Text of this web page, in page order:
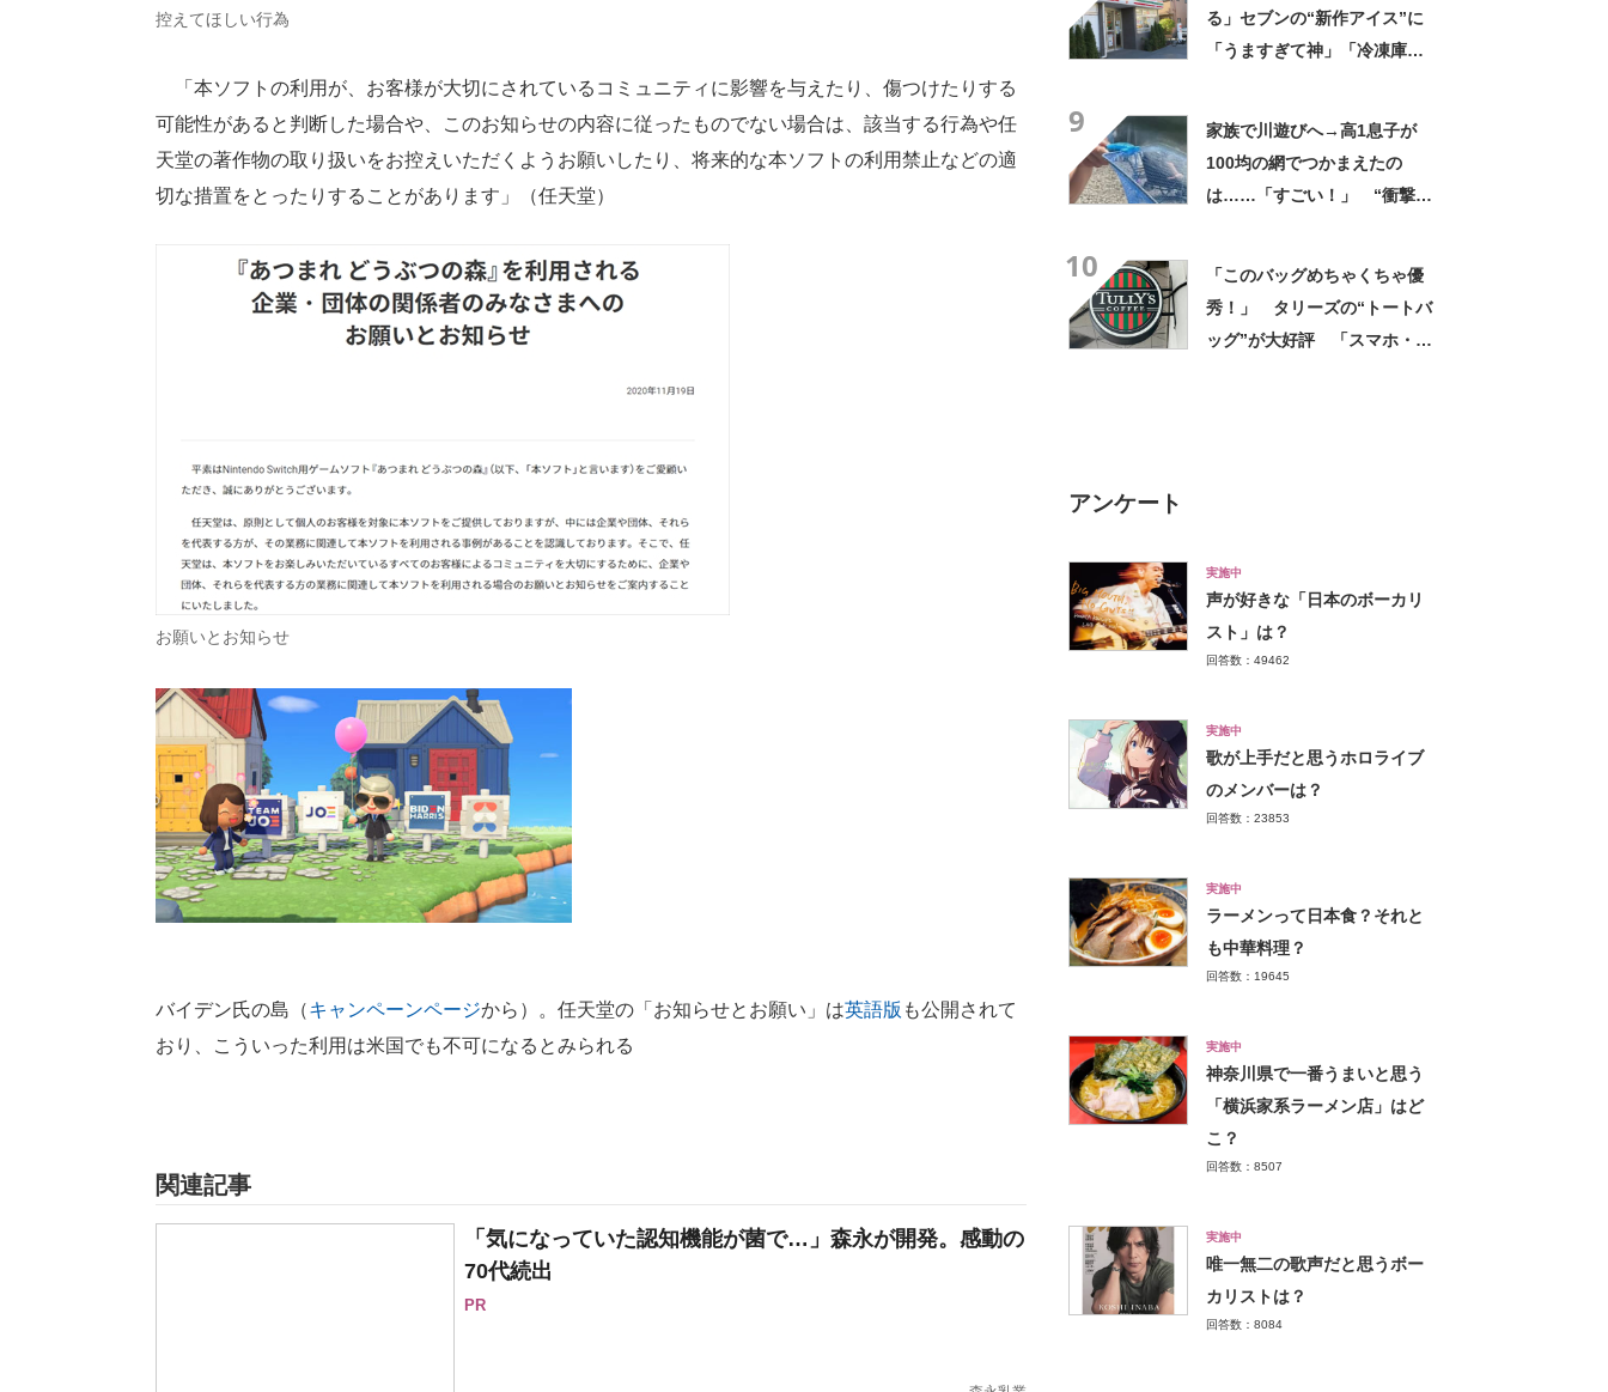
控えてほしい行為
「本ソフトの利用が、お客様が大切にされているコミュニティに影響を与えたり、傷つけたりする
可能性があると判断した場合や、このお知らせの内容に従ったものでない場合は、該当する行為や任
天堂の著作物の取り扱いをお控えいただくようお願いしたり、将来的な本ソフトの利用禁止などの適
切な措置をとったりすることがあります」（任天堂）
お願いとお知らせ
バイデン氏の島（キャンペーンページから）。任天堂の「お知らせとお願い」は英語版 も公開されて
おり、こういった利用は米国でも不可になるとみられる
関連記事
「気になっていた認知機能が菌で…」森永が開発。感動の
70代続出
PR
る」セブンの“新作アイス”に
「うますぎて神」「冷凍庫に
9
家族で川遊びへ→高1息子が
100均の網でつかまえたの
は……「すごい！」 “衝撃の
10
「このバッグめちゃくちゃ優
秀！」 タリーズの“トートバ
ッグ”が大好評 「スマホ・財
アンケート
実施中
声が好きな「日本のボーカリ
スト」は？
回答数：49462
実施中
歌が上手だと思うホロライブ
のメンバーは？
回答数：23853
実施中
ラーメンって日本食？それと
も中華料理？
回答数：19645
実施中
神奈川県で一番うまいと思う
「横浜家系ラーメン店」はど
こ？
回答数：8507
実施中
唯一無二の歌声だと思うボー
カリストは？
回答数：8084